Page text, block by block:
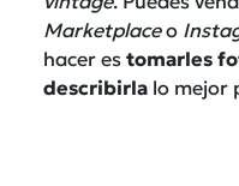
Marketplaceo
hacer es tomarles
describirla lo mejor